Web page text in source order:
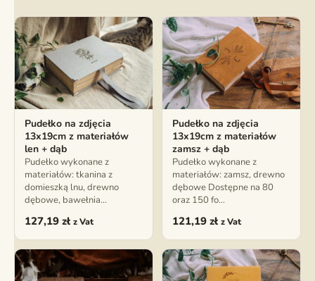
Pudełko na zdjęcia
13x19cm z materiałów
len + dąb
Pudełko wykonane z
materiałów: tkanina z
domieszką lnu, drewno
dębowe, bawełnia…
127,19 zł z Vat
Pudełko na zdjęcia
13x19cm z materiałów
zamsz + dąb
Pudełko wykonane z
materiałów: zamsz, drewno
dębowe Dostępne na 80
oraz 150 fo…
121,19 zł z Vat